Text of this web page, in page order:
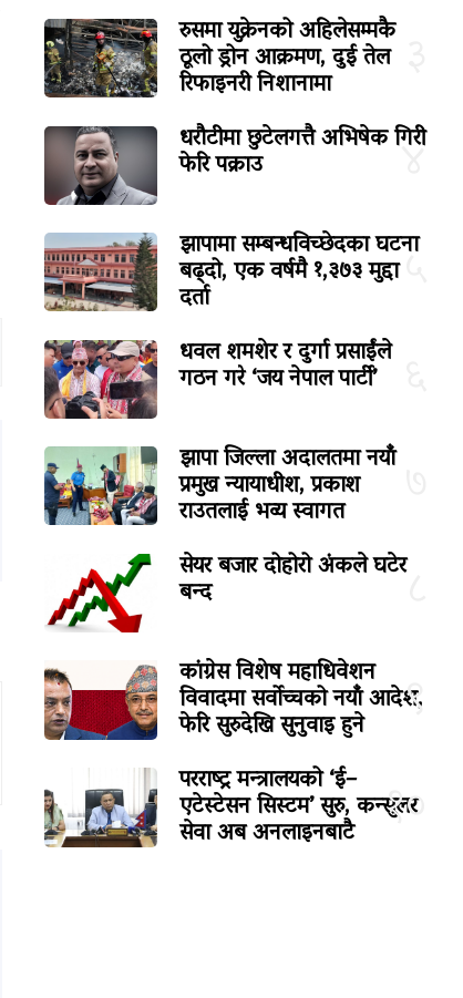
रुसमा युक्रेनको अहिलेसम्मकै
ठूलो ड्रोन आक्रमण, दुई तेल
रिफाइनरी निशानामा
४
धरौटीमा छुटेलगत्तै अभिषेक गिरी
फेरि पक्राउ
५
झापामा सम्बन्धविच्छेदका घटना
बढ्दो, एक वर्षमै १,३७३ मुद्दा
दर्ता
धवल शमशेर र दुर्गा प्रसाईंले
गठन गरे ‘जय नेपाल पार्टी’
झापा जिल्ला अदालतमा नयाँ
प्रमुख न्यायाधीश, प्रकाश
राउतलाई भव्य स्वागत
सेयर बजार दोहोरो अंकले घटेर
बन्द
९
कांग्रेस विशेष महाधिवेशन
विवादमा सर्वोच्चको नयाँ आदेश,
फेरि सुरुदेखि सुनुवाइ हुने
१०
परराष्ट्र मन्त्रालयको ‘ई–
एटेस्टेसन सिस्टम’ सुरु, कन्सुलर
सेवा अब अनलाइनबाटै